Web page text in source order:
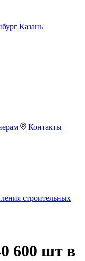
Казань
Контакты
строительных
600 шт в